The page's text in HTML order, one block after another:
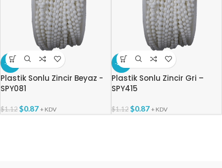
-22%
Plastik Sonlu Zincir Beyaz -
SPY081
$1.12$0.87 + KDV
-22%
Plastik Sonlu Zincir Gri –
SPY415
$1.12 $0.87 + KDV